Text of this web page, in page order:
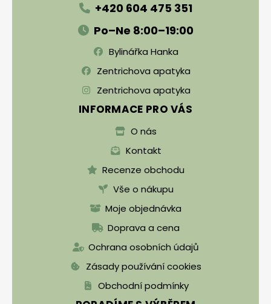
+420 604 475 351
Po–Ne 8:00–19:00
Bylinářka Hanka
Zentrichova apatyka
Zentrichova apatyka
INFORMACE PRO VÁS
O nás
Kontakt
Recenze obchodu
Vše o nákupu
Moje objednávka
Doprava a cena
Ochrana osobních údajů
Zásady používání cookies
Obchodní podmínky